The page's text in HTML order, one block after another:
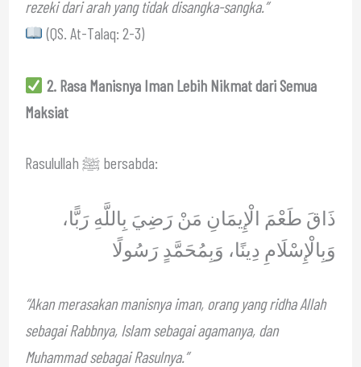
rezeki dari arah yang tidak disangka-sangka.”
(QS. At-Talaq: 2-3)
2. Rasa Manisnya Iman Lebih Nikmat dari Semua
Maksiat
Rasulullah ﷺ bersabda:
ذَاقَ طَعْمَ الْإِيمَانِ مَنْ رَضِيَ بِاللَّهِ رَبًّا،
وَبِالْإِسْلَامِ دِينًا، وَبِمُحَمَّدٍ رَسُولًا
“Akan merasakan manisnya iman, orang yang ridha Allah
sebagai Rabbnya, Islam sebagai agamanya, dan
Muhammad sebagai Rasulnya.”